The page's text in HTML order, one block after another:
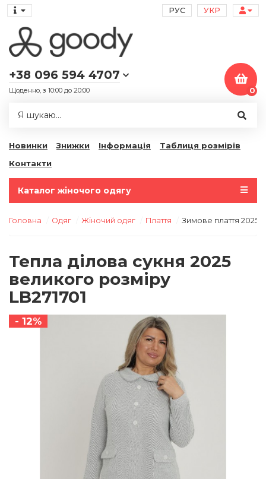
РУС УКР
+38 096 594 4707
Щоденно, з 10:00 до 20:00 0
Новинки Знижки Інформація
Таблиця розмірів
Контакти
Каталог жіночого одягу
Головна Одяг Жіночий одяг Плаття Зимове плаття 2025
Тепла ділова сукня 2025
великого розміру
LB271701
- 12%